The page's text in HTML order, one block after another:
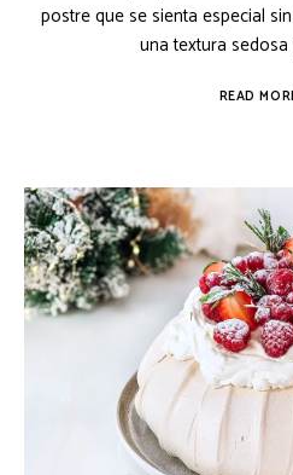
postre que se sienta especial
una textura
READ